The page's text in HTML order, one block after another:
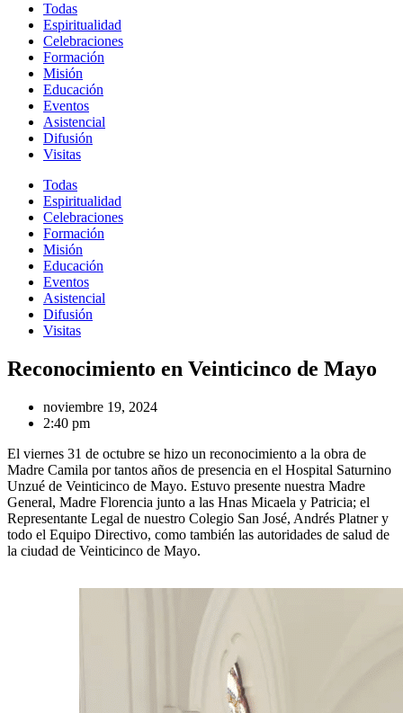
Todas
Espiritualidad
Celebraciones
Formación
Misión
Educación
Eventos
Asistencial
Difusión
Visitas
Todas
Espiritualidad
Celebraciones
Formación
Misión
Educación
Eventos
Asistencial
Difusión
Visitas
Reconocimiento en Veinticinco de Mayo
noviembre 19, 2024
2:40 pm
El viernes 31 de octubre se hizo un reconocimiento a la obra de
Madre Camila por tantos años de presencia en el Hospital Saturnino
Unzué de Veinticinco de Mayo. Estuvo presente nuestra Madre
General, Madre Florencia junto a las Hnas Micaela y Patricia; el
Representante Legal de nuestro Colegio San José, Andrés Platner y
todo el Equipo Directivo, como también las autoridades de salud de
la ciudad de Veinticinco de Mayo.